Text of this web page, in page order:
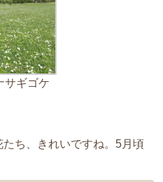
サギゴケ
ち、きれいですね。5月頃